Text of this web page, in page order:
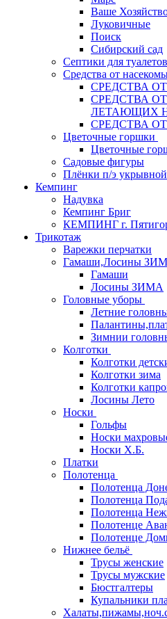
Ваше
Луковичные
Поиск
Сибирский сад
Септики для туалетов
Средства от
СPEДСТВА
СРЕДСТВА
ЛЕТАЮЩИХ
СРЕДСТВА
Цветочные горшки
Цветочные
Садовые фигуры
Плёнки п/э укрывной
Кемпинг
Надувка
Кемпинг Бриг
КЕМПИНГ г.
Трикотаж
Варежки перчатки
Гамаши,Лосины
Гамаши
Лосины ЗИМА
Головные уборы
Летние
Зимнии
Колготки
Колготки
Колготки зима
Колготки
Лосины Лето
Носки
Гольфы
Носки
Носки Х.Б.
Платки
Полотенца
Полотенца
Полотенца
Полотенца
Полотенце
Полотенце
Нижнее бельё
Трусы женские
Трусы мужские
Бюстгалтеры
Купальники